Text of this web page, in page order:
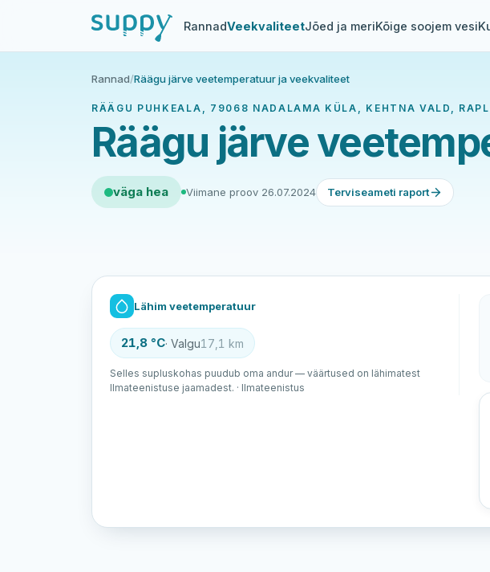
RannadVeekvaliteetJõed ja meriKõige soojem vesi
Rannad/Räägu järve veetemperatuur ja veekvaliteet
RÄÄGU PUHKEALA, 79068 NADALAMA KÜLA, KEHTNA VALD,
Räägu järve
väga hea Viimane proov 26.07.2024 Terviseameti raport
Lähim veetemperatuur
21,8 °C· Valgu17,1 km
Selles supluskohas puudub oma andur — väärtused on lähimatest
Ilmateenistuse jaamadest. · Ilmateenistus